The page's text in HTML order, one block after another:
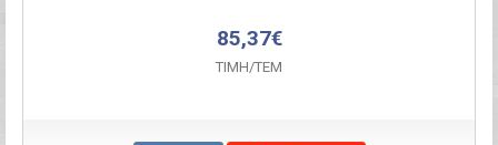
85,37€
ΤΙΜH/ΤΕΜ